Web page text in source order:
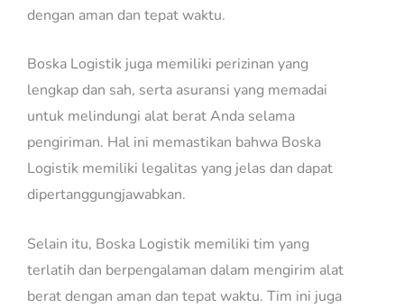
dengan aman dan tepat waktu.
Boska Logistik juga memiliki perizinan yang
lengkap dan sah, serta asuransi yang memadai
untuk melindungi alat berat Anda selama
pengiriman. Hal ini memastikan bahwa Boska
Logistik memiliki legalitas yang jelas dan dapat
dipertanggungjawabkan.
Selain itu, Boska Logistik memiliki tim yang
terlatih dan berpengalaman dalam mengirim alat
berat dengan aman dan tepat waktu. Tim ini juga